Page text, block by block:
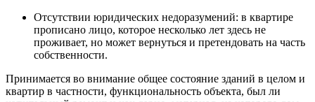
Отсутствии юридических недоразумений: в квартире
прописано лицо, которое несколько лет здесь не
проживает, но может вернуться и претендовать на часть
собственности.
Принимается во внимание общее состояние зданий в целом и
квартир в частности, функциональность объекта, был ли